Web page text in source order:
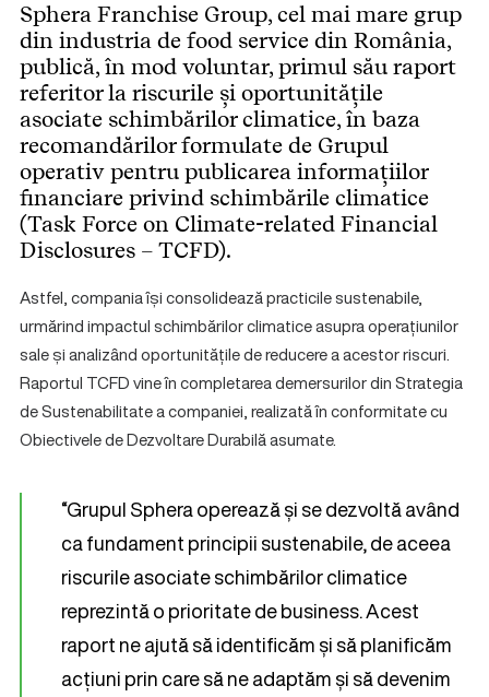
Sphera Franchise Group, cel mai mare grup
din industria de food service din România,
publică, în mod voluntar, primul său raport
referitor la riscurile şi oportunităţile
asociate schimbărilor climatice, în baza
recomandărilor formulate de Grupul
operativ pentru publicarea informaţiilor
financiare privind schimbările climatice
(Task Force on Climate-related Financial
Disclosures – TCFD).
Astfel, compania își consolidează practicile sustenabile,
urmărind impactul schimbărilor climatice asupra operațiunilor
sale și analizând oportunitățile de reducere a acestor riscuri.
Raportul TCFD vine în completarea demersurilor din Strategia
de Sustenabilitate a companiei, realizată în conformitate cu
Obiectivele de Dezvoltare Durabilă asumate.
“Grupul Sphera operează și se dezvoltă având
ca fundament principii sustenabile, de aceea
riscurile asociate schimbărilor climatice
reprezintă o prioritate de business. Acest
raport ne ajută să identificăm și să planificăm
acțiuni prin care să ne adaptăm și să devenim